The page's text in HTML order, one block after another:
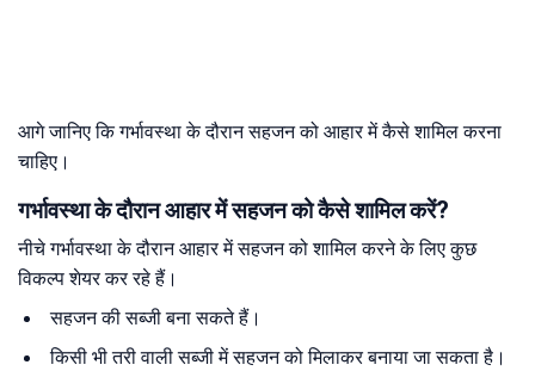
आगे जानिए कि गर्भावस्था के दौरान सहजन को आहार में कैसे शामिल करना
चाहिए।
गर्भावस्था के दौरान आहार में सहजन को कैसे शामिल करें?
नीचे गर्भावस्था के दौरान आहार में सहजन को शामिल करने के लिए कुछ
विकल्प शेयर कर रहे हैं।
सहजन की सब्जी बना सकते हैं।
किसी भी तरी वाली सब्जी में सहजन को मिलाकर बनाया जा सकता है।